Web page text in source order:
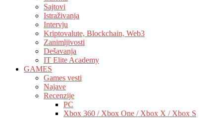
Sajtovi
Istraživanja
Intervju
Kriptovalute, Blockchain, Web3
Zanimljivosti
Dešavanja
IT Elite Academy
GAMES
Games vesti
Najave
Recenzije
PC
Xbox 360 / Xbox One / Xbox X / Xbox S